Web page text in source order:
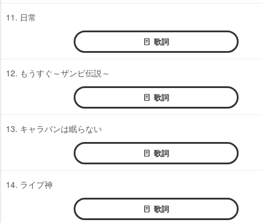
11. 日常
歌詞
12. もうすぐ～ザンビ伝説～
歌詞
13. キャラバンは眠らない
歌詞
14. ライブ神
歌詞